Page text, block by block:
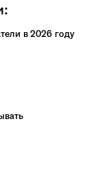
в 2026 году